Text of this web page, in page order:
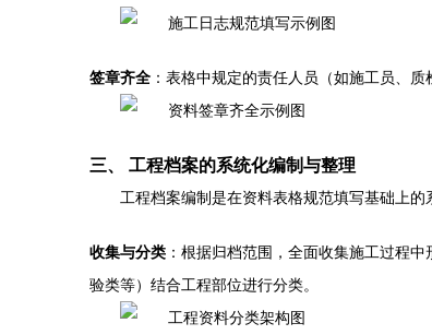
签章齐全 ：表格中规定的责任人员（如施工员、
三、 工程档案的系统化编制与整理
工程档案编制是在资料表格规范填写基础上的
收集与分类 ：根据归档范围，全面收集施工过程
验类等）结合工程部位进行分类。